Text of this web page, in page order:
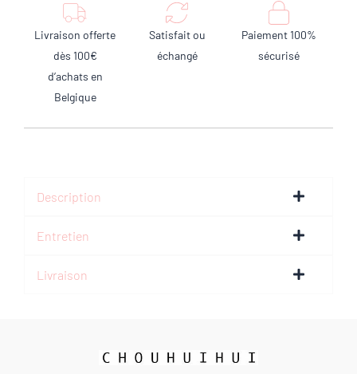
Livraison offerte
dès 100€
d’achats en
Belgique
Satisfait ou
échangé
Paiement 100%
sécurisé
Description
Entretien
Livraison